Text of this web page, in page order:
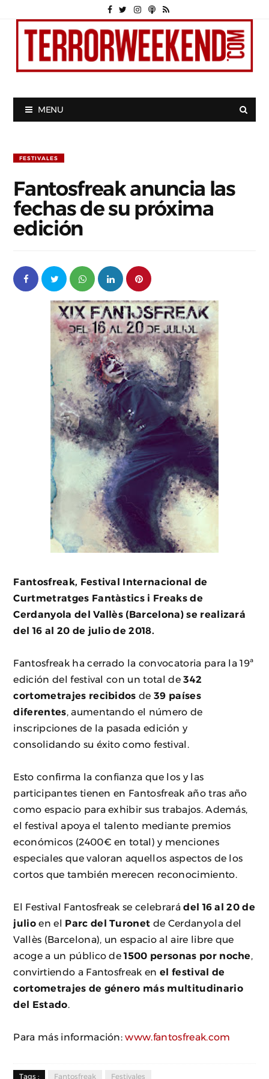
MENU
FESTIVALES
Fantosfreak anuncia las
fechas de su próxima
edición
Fantosfreak, Festival Internacional de
Curtmetratges Fantàstics i Freaks de
Cerdanyola del Vallès (Barcelona) se realizará
del 16 al 20 de julio de 2018.
Fantosfreak ha cerrado la convocatoria para la 19ª
edición del festival con un total de342
cortometrajes recibidos de39 países
diferentes, aumentando el número de
inscripciones de la pasada edición y
consolidando su éxito como festival.
Esto confirma la confianza que los y las
participantes tienen en Fantosfreak año tras año
como espacio para exhibir sus trabajos. Además,
el festival apoya el talento mediante premios
económicos (2400€ en total) y menciones
especiales que valoran aquellos aspectos de los
cortos que también merecen reconocimiento.
El Festival Fantosfreak se celebrarádel 16 al 20 de
julio en el Parc del Turonet de Cerdanyola del
Vallès (Barcelona), un espacio al aire libre que
acoge a un público de1500 personas por noche,
convirtiendo a Fantosfreak enel festival de
cortometrajes de género más multitudinario
del Estado.
Para más información:www.fantosfreak.com
Tags : Fantosfreak Festivales